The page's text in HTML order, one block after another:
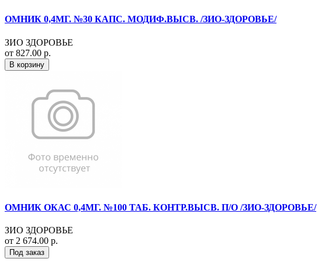
ОМНИК 0,4МГ. №30 КАПС. МОДИФ.ВЫСВ. /ЗИО-ЗДОРОВЬЕ/
ЗИО ЗДОРОВЬЕ
от 827.00 р.
В корзину
ОМНИК ОКАС 0,4МГ. №100 ТАБ. КОНТР.ВЫСВ. П/О /ЗИО-ЗДОРОВЬЕ/
ЗИО ЗДОРОВЬЕ
от 2 674.00 р.
Под заказ